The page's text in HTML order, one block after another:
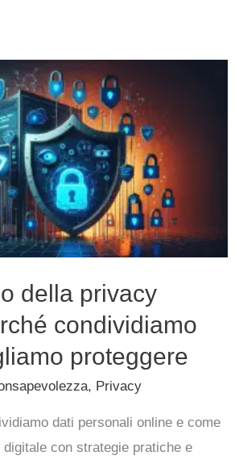
della privacy
condividiamo
proteggere
, Privacy
dati personali online e come
con strategie pratiche e